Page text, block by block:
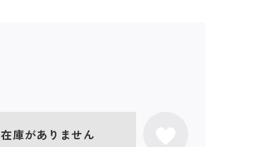
在庫がありません